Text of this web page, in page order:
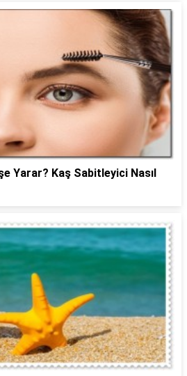
Yarar? Kaş Sabitleyici Nasıl